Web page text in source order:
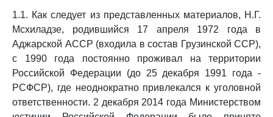
1.1. Как следует из представленных материалов, Н.Г.
Мсхиладзе, родившийся 17 апреля 1972 года в
Аджарской АССР (входила в состав Грузинской ССР),
с 1990 года постоянно проживал на территории
Российской Федерации (до 25 декабря 1991 года -
РСФСР), где неоднократно привлекался к уголовной
ответственности. 2 декабря 2014 года Министерством